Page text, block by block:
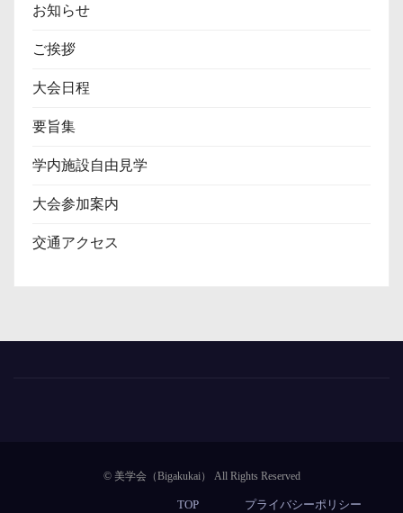
お知らせ
ご挨拶
大会日程
要旨集
学内施設自由見学
大会参加案内
交通アクセス
TOP プライバシーポリシー